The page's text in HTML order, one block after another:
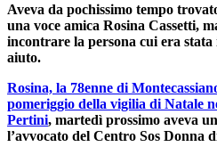
Aveva da pochissimo tempo
una voce amica Rosina Cassetti,
incontrare la persona cui era
aiuto.
Rosina, la 78enne di
pomeriggio della vigilia di Natale
Pertini, martedì prossimo aveva
l’avvocato del Centro Sos Donna